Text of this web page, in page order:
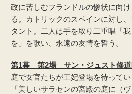
政に苦しむフランドルの惨状に向
る。カトリックのスペインに対し
タント。二人は手を取り二重唱「
を」を歌い、永遠の友情を誓う。
第1幕 第2場 サン・ジュスト修道
庭で女官たちが王妃登場を待って
「美しいサラセンの宮殿の庭に（